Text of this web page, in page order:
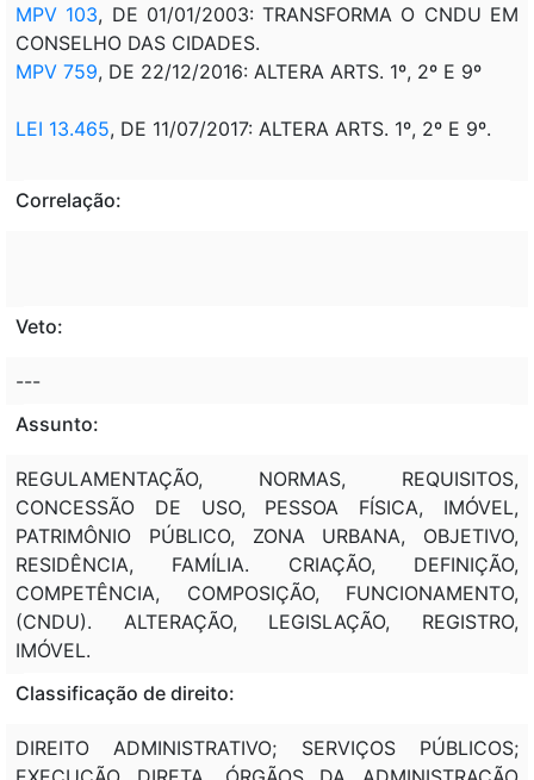
MPV 103, DE 01/01/2003: TRANSFORMA O CNDU EM
CONSELHO DAS CIDADES.
MPV 759, DE 22/12/2016: ALTERA ARTS. 1º, 2º E 9º
LEI 13.465, DE 11/07/2017: ALTERA ARTS. 1º, 2º E 9º.
Correlação:
Veto:
---
Assunto:
REGULAMENTAÇÃO, NORMAS, REQUISITOS,
CONCESSÃO DE USO, PESSOA FÍSICA, IMÓVEL,
PATRIMÔNIO PÚBLICO, ZONA URBANA, OBJETIVO,
RESIDÊNCIA, FAMÍLIA. CRIAÇÃO, DEFINIÇÃO,
COMPETÊNCIA, COMPOSIÇÃO, FUNCIONAMENTO,
(CNDU). ALTERAÇÃO, LEGISLAÇÃO, REGISTRO,
IMÓVEL.
Classificação de direito:
DIREITO ADMINISTRATIVO; SERVIÇOS PÚBLICOS;